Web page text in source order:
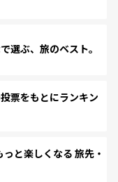
ぶ、旅のベスト。
票をもとにランキン
と楽しくなる 旅先・